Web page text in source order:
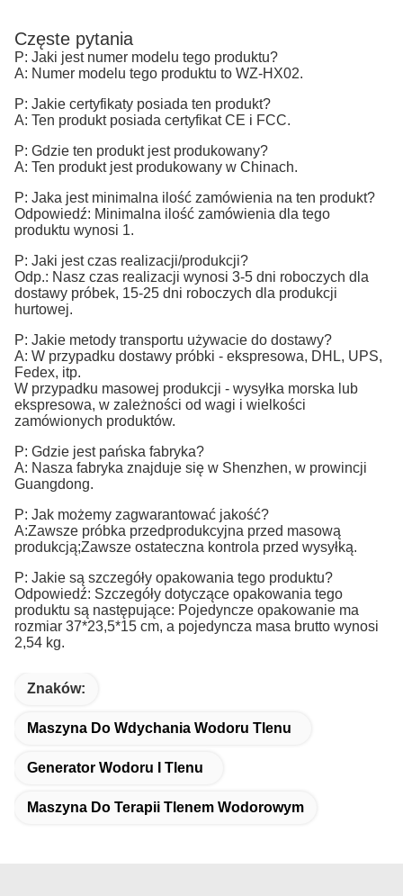
Częste pytania
P: Jaki jest numer modelu tego produktu?
A: Numer modelu tego produktu to WZ-HX02.
P: Jakie certyfikaty posiada ten produkt?
A: Ten produkt posiada certyfikat CE i FCC.
P: Gdzie ten produkt jest produkowany?
A: Ten produkt jest produkowany w Chinach.
P: Jaka jest minimalna ilość zamówienia na ten produkt?
Odpowiedź: Minimalna ilość zamówienia dla tego
produktu wynosi 1.
P: Jaki jest czas realizacji/produkcji?
Odp.: Nasz czas realizacji wynosi 3-5 dni roboczych dla
dostawy próbek, 15-25 dni roboczych dla produkcji
hurtowej.
P: Jakie metody transportu używacie do dostawy?
A: W przypadku dostawy próbki - ekspresowa, DHL, UPS,
Fedex, itp.
W przypadku masowej produkcji - wysyłka morska lub
ekspresowa, w zależności od wagi i wielkości
zamówionych produktów.
P: Gdzie jest pańska fabryka?
A: Nasza fabryka znajduje się w Shenzhen, w prowincji
Guangdong.
P: Jak możemy zagwarantować jakość?
A:Zawsze próbka przedprodukcyjna przed masową
produkcją;Zawsze ostateczna kontrola przed wysyłką.
P: Jakie są szczegóły opakowania tego produktu?
Odpowiedź: Szczegóły dotyczące opakowania tego
produktu są następujące: Pojedyncze opakowanie ma
rozmiar 37*23,5*15 cm, a pojedyncza masa brutto wynosi
2,54 kg.
Znaków:
Maszyna Do Wdychania Wodoru Tlenu
Generator Wodoru I Tlenu
Maszyna Do Terapii Tlenem Wodorowym